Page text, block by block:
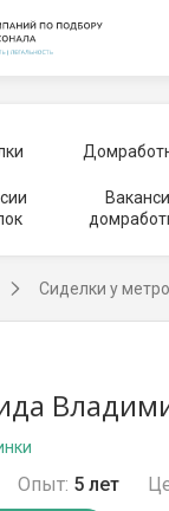
Сиделки у
Опыт: 5 лет